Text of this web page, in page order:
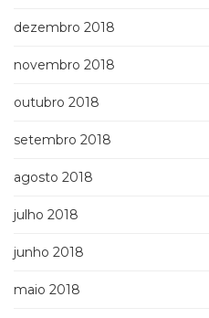
dezembro 2018
novembro 2018
outubro 2018
setembro 2018
agosto 2018
julho 2018
junho 2018
maio 2018